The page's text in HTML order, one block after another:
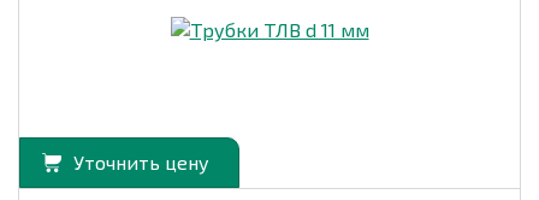
Уточнить цену